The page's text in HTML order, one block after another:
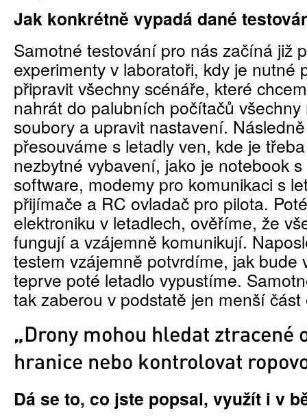
Jak konkrétně vypadá dané
Samotné testování pro nás začíná již
experimenty v laboratoři, kdy je nutné
připravit všechny scénáře, které
nahrát do palubních počítačů všechny
soubory a upravit nastavení.
přesouváme s letadly ven, kde je
nezbytné vybavení, jako je notebook
software, modemy pro komunikaci s
přijímače a RC ovladač pro pilota.
elektroniku v letadlech, ověříme, že
fungují a vzájemně komunikují.
testem vzájemně potvrdíme, jak bude
teprve poté letadlo vypustíme.
tak zaberou v podstatě jen menší část
„Drony mohou hledat ztracené
hranice nebo kontrolovat
Dá se to, co jste popsal, využít i v